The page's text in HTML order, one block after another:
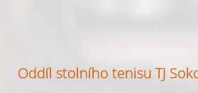
Oddíl stolního tenisu TJ